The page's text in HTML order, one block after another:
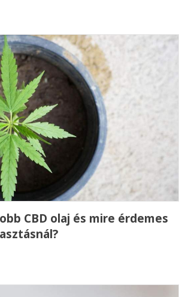
CBD olaj és mire érdemes